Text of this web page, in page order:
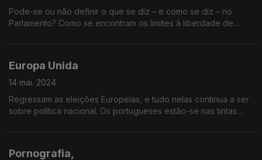
Pode-se ou não definir o que se diz – e como se diz – no
Parlamento? Como se encontram os limites à liberdade de
Europa Unida
14 mai. 2024
Regressam as eleições Europeias, e tudo nelas continua a ser
sobre política nacional. Os portugueses estão-se nas tintas
Pornografia,